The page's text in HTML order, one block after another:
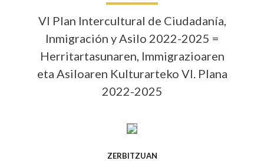
VI Plan Intercultural de Ciudadanía,
Inmigración y Asilo 2022-2025 =
Herritartasunaren, Immigrazioaren
eta Asiloaren Kulturarteko VI. Plana
2022-2025
ZERBITZUAN